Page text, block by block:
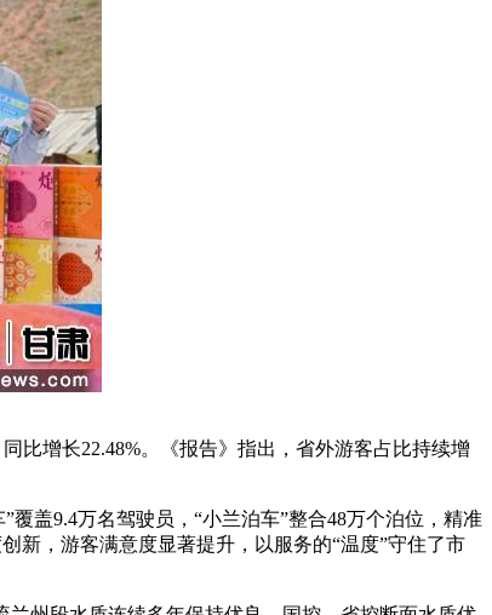
比增长22.48%。《报告》指出，省外游客占比持续增
盖9.4万名驾驶员，“小兰泊车”整合48万个泊位，精准
新，游客满意度显著提升，以服务的“温度”守住了市